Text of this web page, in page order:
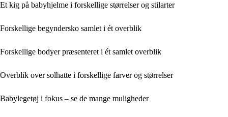
Et kig på babyhjelme i forskellige størrelser og stilarter
Forskellige begyndersko samlet i ét overblik
Forskellige bodyer præsenteret i ét samlet overblik
Overblik over solhatte i forskellige farver og størrelser
Babylegetøj i fokus – se de mange muligheder